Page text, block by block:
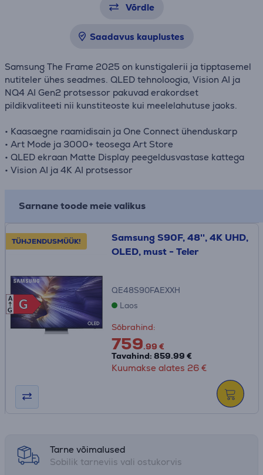
Võrdle
Saadavus kauplustes
Samsung The Frame 2025 on kunstigalerii ja tipptasemel
nutiteler ühes seadmes. QLED tehnoloogia, Vision AI ja
NQ4 AI Gen2 protsessor pakuvad erakordset
pildikvaliteeti nii kunstiteoste kui meelelahutuse jaoks.
• Kaasaegne raamidisain ja One Connect ühenduskarp
• Art Mode ja 3000+ teosega Art Store
• QLED ekraan Matte Display peegeldusvastase kattega
• Vision AI ja 4K AI protsessor
Sarnane toode meie valikus
TÜHJENDUSMÜÜK!
G
G
A
G
Samsung S90F, 48'', 4K UHD,
OLED, must - Teler
QE48S90FAEXXH
Laos
Sõbrahind:
759.99 €
Tavahind: 859.99 €
Kuumakse alates 26 €
Tarne võimalused
Sobilik tarneviis vali ostukorvis